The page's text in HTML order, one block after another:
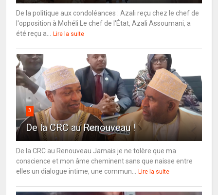
De la politique aux condoléances : Azali reçu chez le chef de
l'opposition à Mohéli Le chef de l'État, Azali Assoumani, a
été reçu a... Lire la suite
3
De la CRC au Renouveau !
De la CRC au Renouveau Jamais je ne tolère que ma
conscience et mon âme cheminent sans que naisse entre
elles un dialogue intime, une commun... Lire la suite